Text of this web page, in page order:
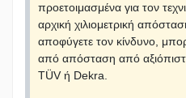
προετοιμασμένα για τον
αρχική χιλιομετρική
αποφύγετε τον κίνδυνο,
από απόσταση από
TÜV ή Dekra.